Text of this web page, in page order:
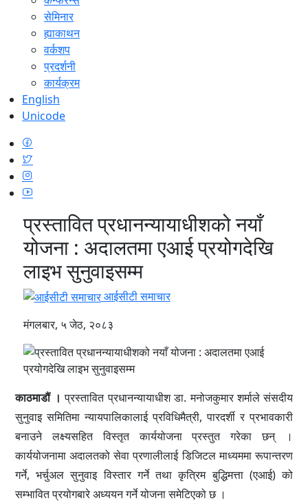
सेमिनार
ह्याकाथन
वर्कशप
प्रदर्शनी
कार्यक्रम
English
Unicode
प्रस्तावित प्रधानन्यायाधीशको नयाँ
योजना : अदालतमा एआई प्रयोगदेखि
लाइभ सुनुवाइसम्म
आईसीटी समाचार
मंगलबार, ५ जेठ, २०८३
काठमाडौं ।प्रस्तावित प्रधानन्यायाधीश डा. मनोजकुमार शर्माले संसदीय
सुनुवाइ समितिमा न्यायपालिकालाई प्रविधिमैत्री, पारदर्शी र प्रभावकारी
बनाउने लक्ष्यसहित विस्तृत कार्ययोजना प्रस्तुत गरेका छन् ।
कार्ययोजनामा अदालतको सेवा प्रणालीलाई डिजिटल माध्यममा रूपान्तरण
गर्ने, भर्चुअल सुनुवाइ विस्तार गर्ने तथा कृत्रिम बुद्धिमत्ता (एआई) को
सम्भावित प्रयोगबारे अध्ययन गर्ने योजना समेटिएको छ ।